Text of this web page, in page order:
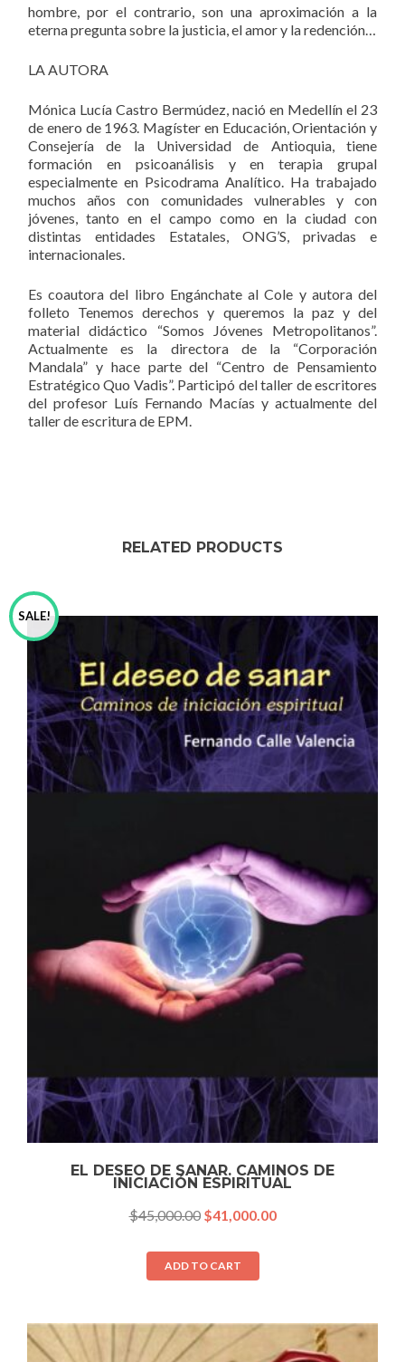
hombre, por el contrario, son una aproximación a la
eterna pregunta sobre la justicia, el amor y la redención…
LA AUTORA
Mónica Lucía Castro Bermúdez, nació en Medellín el 23
de enero de 1963. Magíster en Educación, Orientación y
Consejería de la Universidad de Antioquia, tiene
formación en psicoanálisis y en terapia grupal
especialmente en Psicodrama Analítico. Ha trabajado
muchos años con comunidades vulnerables y con
jóvenes, tanto en el campo como en la ciudad con
distintas entidades Estatales, ONG’S, privadas e
internacionales.
Es coautora del libro Engánchate al Cole y autora del
folleto Tenemos derechos y queremos la paz y del
material didáctico “Somos Jóvenes Metropolitanos”.
Actualmente es la directora de la “Corporación
Mandala” y hace parte del “Centro de Pensamiento
Estratégico Quo Vadis”. Participó del taller de escritores
del profesor Luís Fernando Macías y actualmente del
taller de escritura de EPM.
RELATED PRODUCTS
SALE!
EL DESEO DE SANAR. CAMINOS DE
INICIACIÓN ESPIRITUAL
$45,000.00 $41,000.00
ADD TO CART